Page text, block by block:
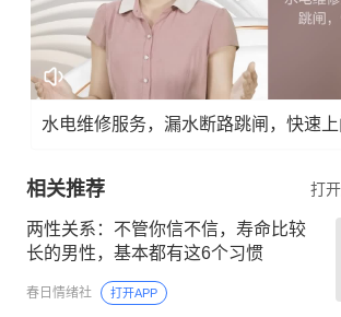
水电维修服务，漏水断路跳闸，快速
相关推荐 打
两性关系：不管你信不信，寿命比较
长的男性，基本都有这6个习惯
春日情绪社 打开APP